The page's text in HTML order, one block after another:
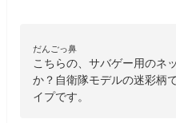
だんごっ鼻
こちらの、サバゲー用のネ
か？自衛隊モデルの迷彩柄
イプです。